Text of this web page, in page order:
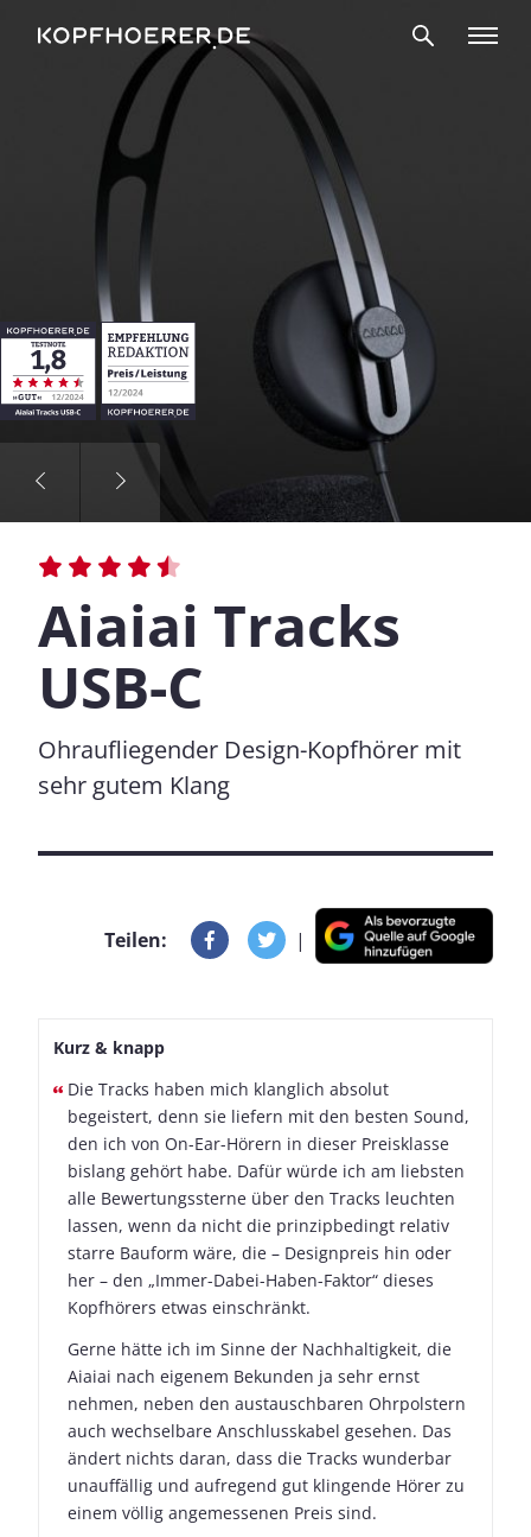
Aiaiai Tracks
USB-C
Ohraufliegender Design-Kopfhörer mit
sehr gutem Klang
Teilen: |
Kurz & knapp
Die Tracks haben mich klanglich absolut
begeistert, denn sie liefern mit den besten Sound,
den ich von On-Ear-Hörern in dieser Preisklasse
bislang gehört habe. Dafür würde ich am liebsten
alle Bewertungssterne über den Tracks leuchten
lassen, wenn da nicht die prinzipbedingt relativ
starre Bauform wäre, die – Designpreis hin oder
her – den „Immer-Dabei-Haben-Faktor“ dieses
Kopfhörers etwas einschränkt.
Gerne hätte ich im Sinne der Nachhaltigkeit, die
Aiaiai nach eigenem Bekunden ja sehr ernst
nehmen, neben den austauschbaren Ohrpolstern
auch wechselbare Anschlusskabel gesehen. Das
ändert nichts daran, dass die Tracks wunderbar
unauffällig und aufregend gut klingende Hörer zu
einem völlig angemessenen Preis sind.